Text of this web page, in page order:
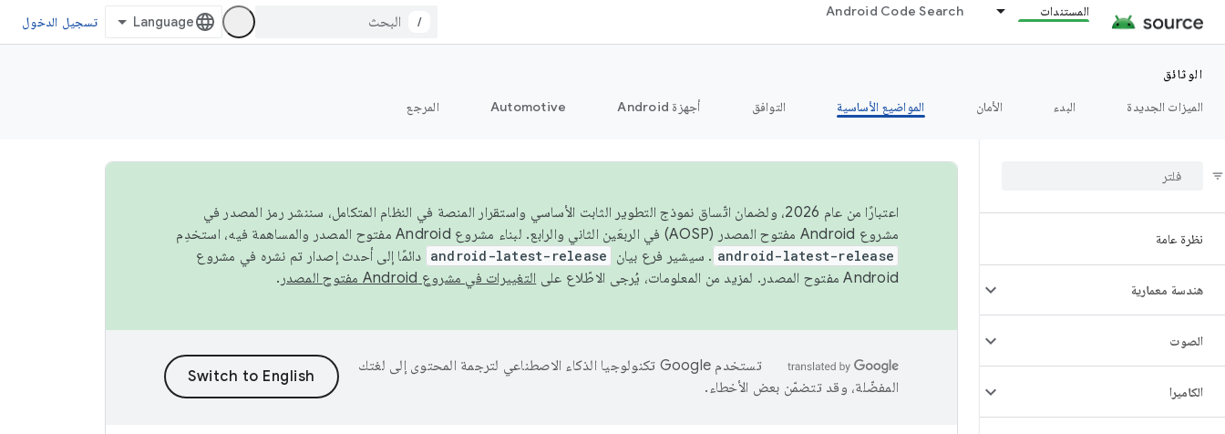
المستندات Android Code Search
/ تسجيل الدخول
الوثائق
الميزات الجديدة
البدء الأمان المواضيع الأساسية التوافق أجهزة Android Automotive المرجع
نظرة عامة
هندسة معمارية
الصوت
الكاميرا
اعتبارًا من عام 2026، ولضمان اتّساق نموذج التطوير الثابت الأساسي واستقرار المنصة في النظام المتكامل، سننشر رمز المصدر في
مشروع Android مفتوح المصدر (AOSP) في الربعَين الثاني والرابع. لبناء مشروع Android مفتوح المصدر والمساهمة فيه، استخدِم
android-latest-release . سيشير فرع بيان android-latest-release دائمًا إلى أحدث إصدار تم نشره في مشروع
Android مفتوح المصدر. لمزيد من المعلومات، يُرجى الاطّلاع على
التغييرات في مشروع Android مفتوح المصدر .
تستخدم Google تكنولوجيا الذكاء الاصطناعي لترجمة المحتوى إلى لغتك
المفضّلة، وقد تتضمّن بعض الأخطاء.